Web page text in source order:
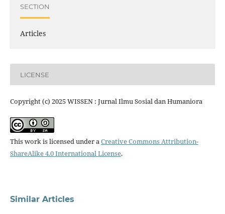
SECTION
Articles
LICENSE
Copyright (c) 2025 WISSEN : Jurnal Ilmu Sosial dan Humaniora
This work is licensed under aCreative Commons Attribution-
ShareAlike 4.0 International License.
Similar Articles